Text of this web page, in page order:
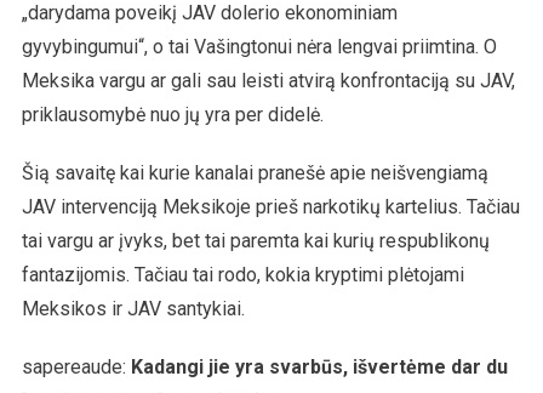
„darydama poveikį JAV dolerio ekonominiam
gyvybingumui“, o tai Vašingtonui nėra lengvai priimtina. O
Meksika vargu ar gali sau leisti atvirą konfrontaciją su JAV,
priklausomybė nuo jų yra per didelė.
Šią savaitę kai kurie kanalai pranešė apie neišvengiamą
JAV intervenciją Meksikoje prieš narkotikų kartelius. Tačiau
tai vargu ar įvyks, bet tai paremta kai kurių respublikonų
fantazijomis. Tačiau tai rodo, kokia kryptimi plėtojami
Meksikos ir JAV santykiai.
sapereaude: Kadangi jie yra svarbūs, išvertėme dar du